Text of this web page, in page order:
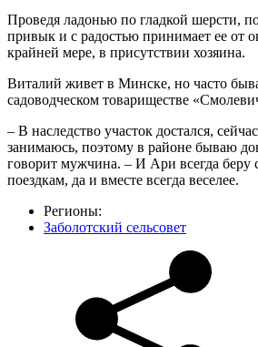
Проведя ладонью по гладкой шерсти,
привык и с радостью принимает ее от
крайней мере, в присутствии хозяина.
Виталий живет в Минске, но часто
садоводческом товариществе
– В наследство участок достался,
занимаюсь, поэтому в районе бываю
говорит мужчина. – И Ари всегда
поездкам, да и вместе всегда веселее.
Регионы:
Заболотский сельсовет